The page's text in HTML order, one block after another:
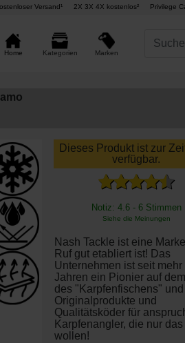
Versand¹ 2X 3X 4X kostenlos² Privilege
Home Kategorien Marken
Dieses Produkt ist zur
verfügbar.
Notiz: 4.6 - 6 Stimmen
Siehe die Meinungen
Nash Tackle ist eine
Ruf gut etabliert ist! Das
Unternehmen ist seit mehr
Jahren ein Pionier auf
des "Karpfenfischens"
Originalprodukte und
Qualitätsköder für
Karpfenangler, die nur
wollen!